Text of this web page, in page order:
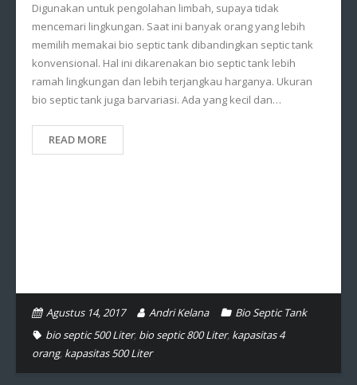
Digunakan untuk pengolahan limbah, supaya tidak
mencemari lingkungan. Saat ini banyak orang yang lebih
memilih memakai bio septic tank dibandingkan septic tank
konvensional. Hal ini dikarenakan bio septic tank lebih
ramah lingkungan dan lebih terjangkau harganya. Ukuran
bio septic tank juga barvariasi. Ada yang kecil dan…
READ MORE
Agustus 14, 2017 Andri Kelana
Bio Septic Tank
bio septic 500 Liter, bio septic 800 Liter, kapasitas 4
orang, kapasitas 500 Liter